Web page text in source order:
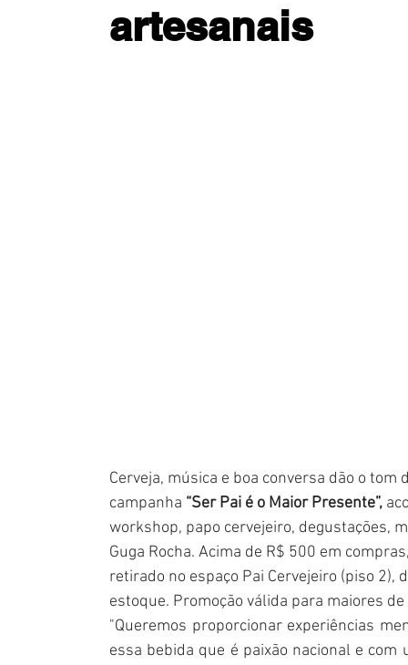
artesanais
Cerveja, música e boa conversa dão o
campanha “Ser Pai é o Maior Presente”,
workshop, papo cervejeiro, degustações,
Guga Rocha. Acima de R$ 500 em
retirado no espaço Pai Cervejeiro (piso
estoque. Promoção válida para maiores
"Queremos proporcionar experiências
essa bebida que é paixão nacional e